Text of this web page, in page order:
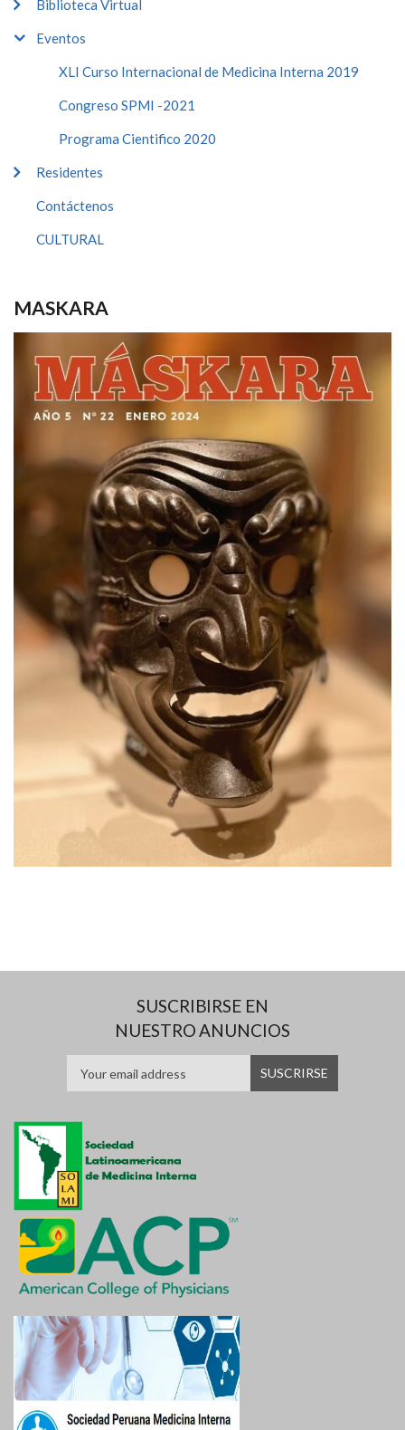
Biblioteca Virtual
Eventos
XLI Curso Internacional de Medicina Interna 2019
Congreso SPMI -2021
Programa Cientifico 2020
Residentes
Contáctenos
CULTURAL
MASKARA
SUSCRIBIRSE EN
NUESTRO ANUNCIOS